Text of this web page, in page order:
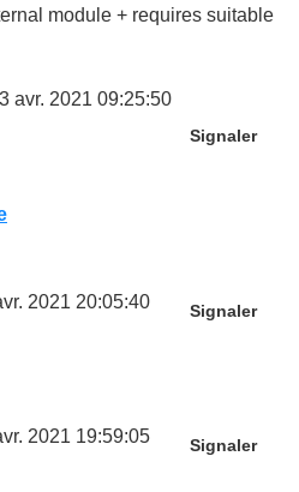
module + requires suitable
avr. 2021 09:25:50
Signaler
2021 20:05:40 Signaler
2021 19:59:05 Signaler